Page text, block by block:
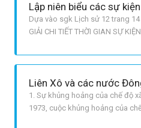
đầu nhữn
Dựa vào sgk Lịch sử 12 trang
GIẢI CHI TIẾT THỜI GIAN SỰ
nước Liên Xô, tiến hành công
khủng hoả
1. Sự khủng hoảng của chế độ
1973, cuộc khủng hoảng của